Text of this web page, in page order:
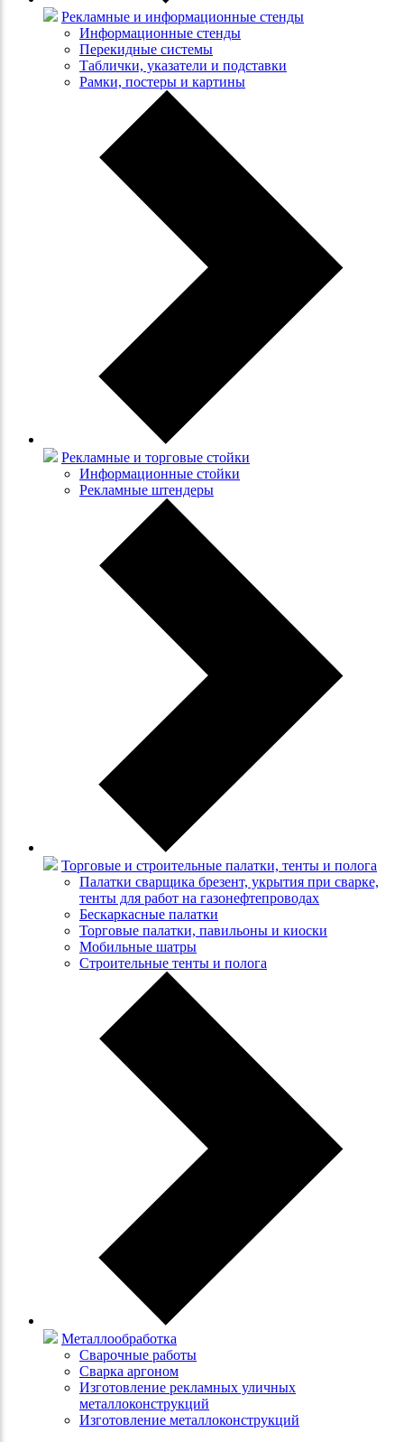
Рекламные и информационные стенды
Информационные стенды
Перекидные системы
Таблички, указатели и подставки
Рамки, постеры и картины
Рекламные и торговые стойки
Информационные стойки
Рекламные штендеры
Торговые и строительные палатки, тенты и полога
Палатки сварщика брезент, укрытия при сварке,
тенты для работ на газонефтепроводах
Бескаркасные палатки
Торговые палатки, павильоны и киоски
Мобильные шатры
Строительные тенты и полога
Металлообработка
Сварочные работы
Сварка аргоном
Изготовление рекламных уличных
металлоконструкций
Изготовление металлоконструкций